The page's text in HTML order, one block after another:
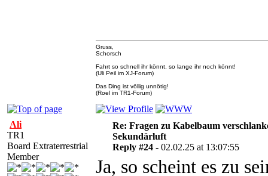
Gruss,
Schorsch
Fahrt so schnell ihr könnt, so lange ihr noch könnt!
(Uli Peil im XJ-Forum)
Das Ding ist völlig unnötig!
(Roel im TR1-Forum)
Ali
TR1
Board Extraterrestrial
Member
Re: Fragen zu Kabelbaum
Sekundärluft
Reply #24 - 02.02.25 at 13:07:55
Ja, so scheint es zu